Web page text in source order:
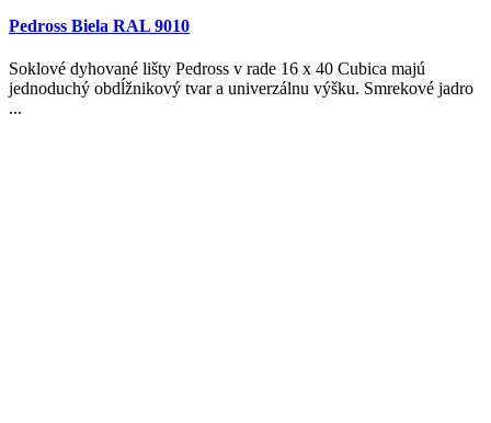
Pedross Biela RAL 9010
Soklové dyhované lišty Pedross v rade 16 x 40 Cubica majú
jednoduchý obdĺžnikový tvar a univerzálnu výšku. Smrekové jadro
...